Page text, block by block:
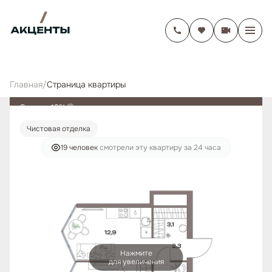
Главная/Cтраница квартиры
Скидка 13%
Чистовая отделка
19 человексмотрели эту квартиру за 24 часа
Нажмите
для увеличения